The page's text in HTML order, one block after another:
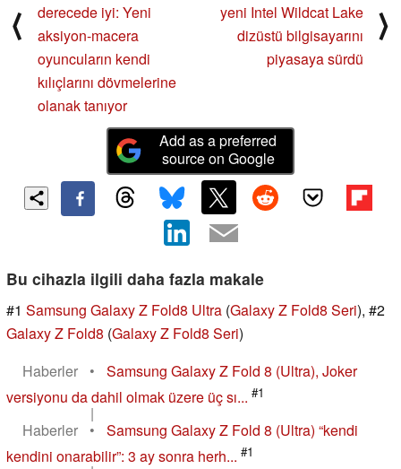
⟨
derecede iyi: Yeni
aksiyon-macera
oyuncuların kendi
kılıçlarını dövmelerine
olanak tanıyor
yeni Intel Wildcat Lake
dizüstü bilgisayarını
piyasaya sürdü
⟩
Add as a preferred
source on Google
Bu cihazla ilgili daha fazla makale
#1 Samsung Galaxy Z Fold8 Ultra (Galaxy Z Fold8 Seri), #2
Galaxy Z Fold8 (Galaxy Z Fold8 Seri)
Haberler
•
Samsung Galaxy Z Fold 8 (Ultra), Joker
versiyonu da dahil olmak üzere üç sı... #1
|
Haberler
•
Samsung Galaxy Z Fold 8 (Ultra) “kendi
kendini onarabilir”: 3 ay sonra herh... #1